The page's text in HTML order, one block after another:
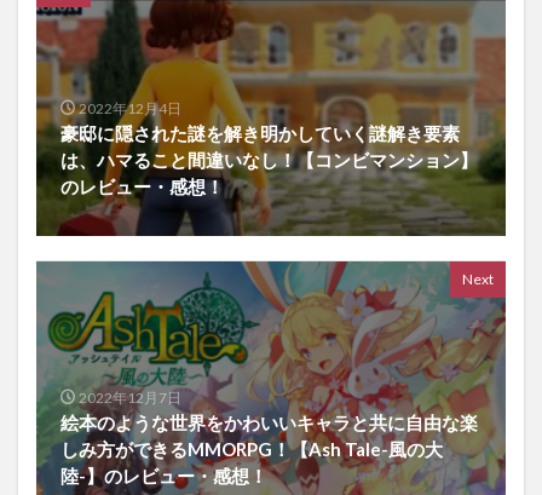
2022年12月4日
豪邸に隠された謎を解き明かしていく謎解き要素
は、ハマること間違いなし！【コンビマンション】
のレビュー・感想！
Next
2022年12月7日
絵本のような世界をかわいいキャラと共に自由な楽
しみ方ができるMMORPG！【Ash Tale-風の大
陸-】のレビュー・感想！